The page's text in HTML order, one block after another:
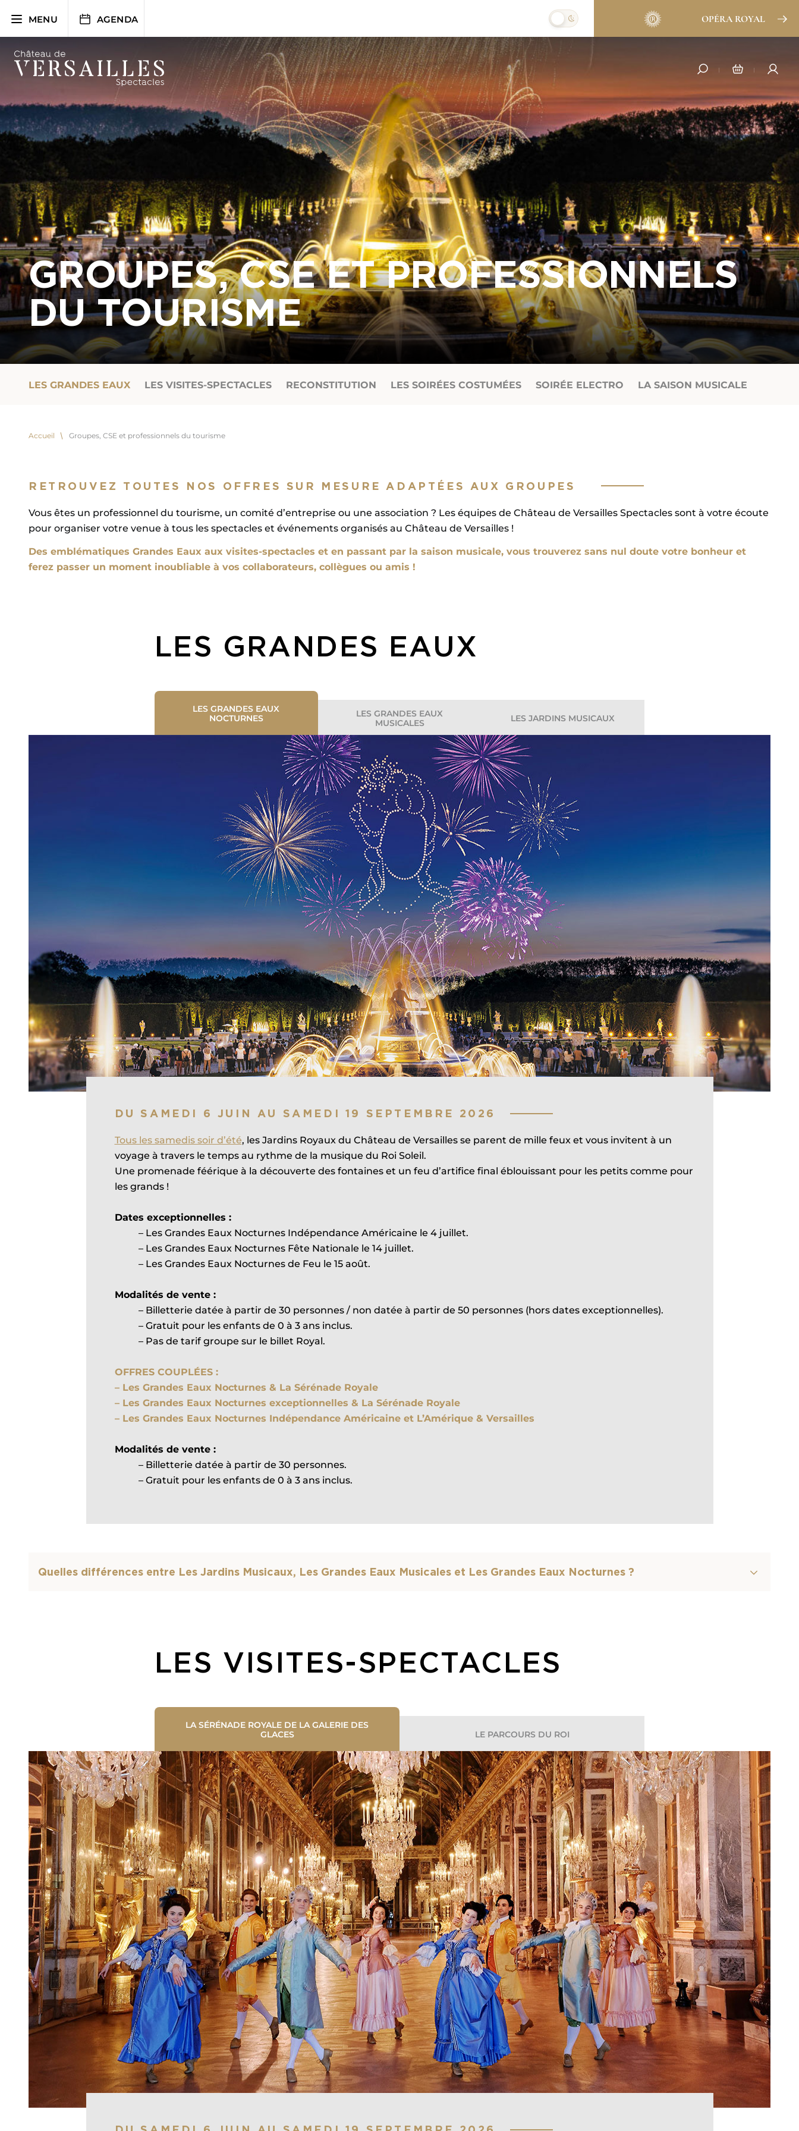
MENU AGENDA OPÉRA ROYAL
GROUPES, CSE ET PROFESSIONNELS
DU TOURISME
LES GRANDES EAUX LES VISITES-SPECTACLES RECONSTITUTION LES SOIRÉES COSTUMÉES SOIRÉE ELECTRO LA SAISON MUSICALE
Accueil Groupes, CSE et professionnels du tourisme
RETROUVEZ TOUTES NOS OFFRES SUR MESURE ADAPTÉES AUX GROUPES
Vous êtes un professionnel du tourisme, un comité d’entreprise ou une association ? Les équipes de Château de Versailles Spectacles sont à votre écoute
pour organiser votre venue à tous les spectacles et événements organisés au Château de Versailles !
Des emblématiques Grandes Eaux aux visites-spectacles et en passant par la saison musicale, vous trouverez sans nul doute votre bonheur et
ferez passer un moment inoubliable à vos collaborateurs, collègues ou amis !
LES GRANDES EAUX
LES GRANDES EAUX
NOCTURNES
LES GRANDES EAUX
MUSICALES
LES JARDINS MUSICAUX
DU SAMEDI 6 JUIN AU SAMEDI 19 SEPTEMBRE 2026
Tous les samedis soir d’été, les Jardins Royaux du Château de Versailles se parent de mille feux et vous invitent à un
voyage à travers le temps au rythme de la musique du Roi Soleil.
Une promenade féérique à la découverte des fontaines et un feu d’artifice final éblouissant pour les petits comme pour
les grands !
Dates exceptionnelles :
– Les Grandes Eaux Nocturnes Indépendance Américaine le 4 juillet.
– Les Grandes Eaux Nocturnes Fête Nationale le 14 juillet.
– Les Grandes Eaux Nocturnes de Feu le 15 août.
Modalités de vente :
– Billetterie datée à partir de 30 personnes / non datée à partir de 50 personnes (hors dates exceptionnelles).
– Gratuit pour les enfants de 0 à 3 ans inclus.
– Pas de tarif groupe sur le billet Royal.
OFFRES COUPLÉES :
– Les Grandes Eaux Nocturnes & La Sérénade Royale
– Les Grandes Eaux Nocturnes exceptionnelles & La Sérénade Royale
– Les Grandes Eaux Nocturnes Indépendance Américaine et L’Amérique & Versailles
Modalités de vente :
– Billetterie datée à partir de 30 personnes.
– Gratuit pour les enfants de 0 à 3 ans inclus.
Quelles différences entre Les Jardins Musicaux, Les Grandes Eaux Musicales et Les Grandes Eaux Nocturnes ?
LES VISITES-SPECTACLES
LA SÉRÉNADE ROYALE DE LA GALERIE DES
GLACES
LE PARCOURS DU ROI